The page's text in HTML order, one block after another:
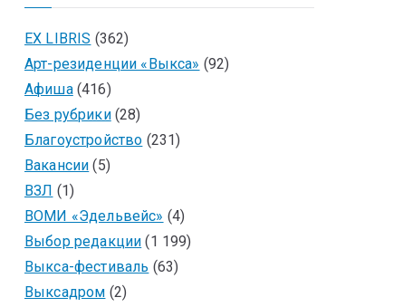
EX LIBRIS (362)
Арт-резиденции «Выкса» (92)
Афиша(416)
Без рубрики(28)
Благоустройство (231)
Вакансии (5)
ВЗЛ (1)
ВОМИ «Эдельвейс» (4)
Выбор редакции (1 199)
Выкса-фестиваль (63)
Выксадром (2)